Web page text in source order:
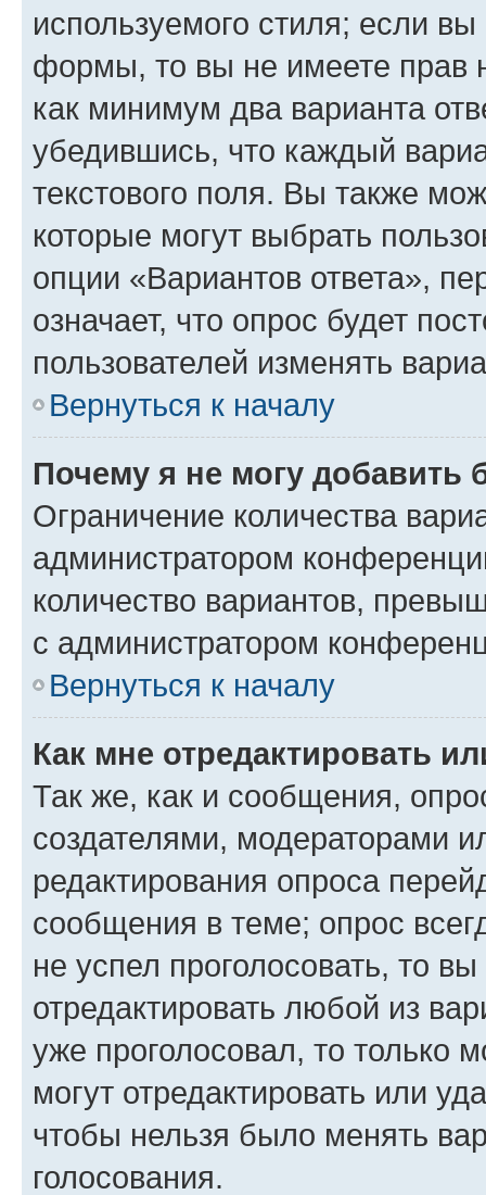
используемого стиля; если
формы, то вы не имеете прав
как минимум два варианта
убедившись, что каждый
текстового поля. Вы также
которые могут выбрать
опции «Вариантов ответа»,
означает, что опрос будет
пользователей изменять
Вернуться к началу
Почему я не могу добавить
Ограничение количества
администратором
количество вариантов,
с администратором
Вернуться к началу
Как мне отредактировать
Так же, как и сообщения,
создателями, модераторами
редактирования опроса
сообщения в теме; опрос
не успел проголосовать, то
отредактировать любой из
уже проголосовал, то только
могут отредактировать или
чтобы нельзя было менять
голосования.